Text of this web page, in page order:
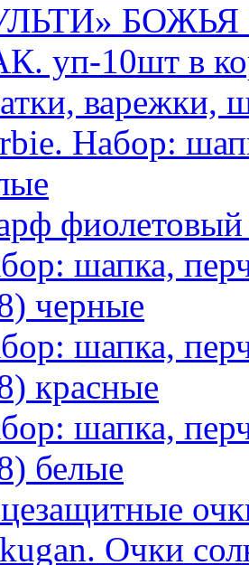
уп-10шт в
варежки,
Набор:
шапка,
черные
шапка,
красные
шапка,
белые
Очки